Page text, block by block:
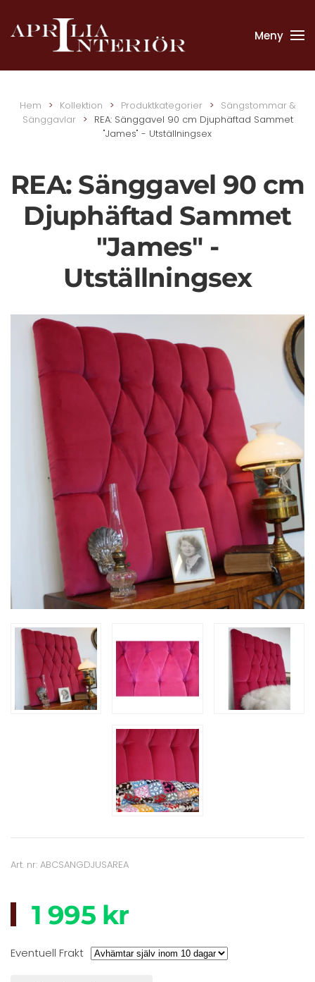
Skip to main content Meny
Hem Kollektion Produktkategorier
Sängstommar &
Sänggavlar
REA: Sänggavel 90 cm Djuphäftad Sammet
"James" - Utställningsex
REA: Sänggavel 90 cm
Djuphäftad Sammet
"James" -
Utställningsex
Art. nr: ABCSANGDJUSAREA
1 995 kr
Eventuell Frakt